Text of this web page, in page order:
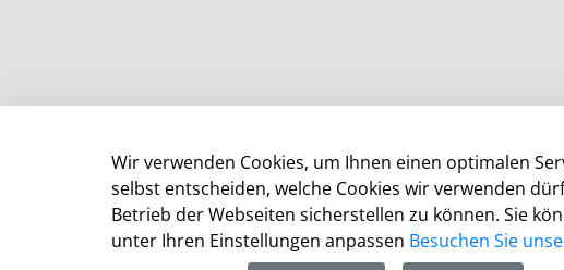
Kommunalportal Stadt Leverkusen
Der Oberbürgermeister
Die
Wir verwenden Cookies, um Ihnen einen optimalen
selbst entscheiden, welche Cookies wir verwenden
Betrieb der Webseiten sicherstellen zu können. Sie
unter Ihren Einstellungen anpassen Besuchen Sie